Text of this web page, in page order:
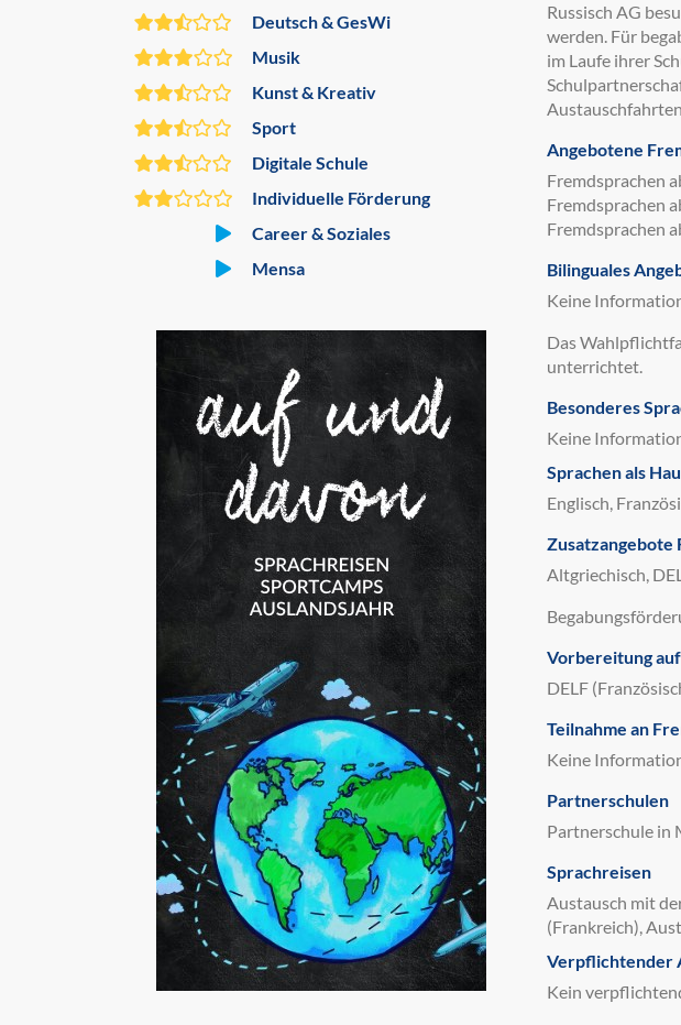
Deutsch & GesWi
Musik
Kunst & Kreativ
Sport
Digitale Schule
Individuelle Förderung
Career & Soziales
Mensa
Russisch AG
werden. Für
im Laufe ihrer
Angebotene
Fremdsprachen
Fremdsprachen
Fremdsprachen
Bilinguales
Keine
Das
unterrichtet.
Besonderes
Keine
Sprachen als
Englisch,
Zusatzangebote
Altgriechisch,
Vorbereitung
DELF
Teilnahme an
Keine
Partnerschulen
Partnerschule in
Sprachreisen
Austausch mit
(Frankreich),
Verpflichtender
Kein